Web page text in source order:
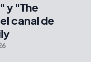
y "The
canal de